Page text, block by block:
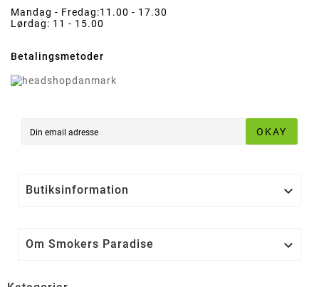
Mandag - Fredag:11.00 - 17.30
Lørdag: 11 - 15.00
Betalingsmetoder
OKAY
Butiksinformation 
Om Smokers Paradise 